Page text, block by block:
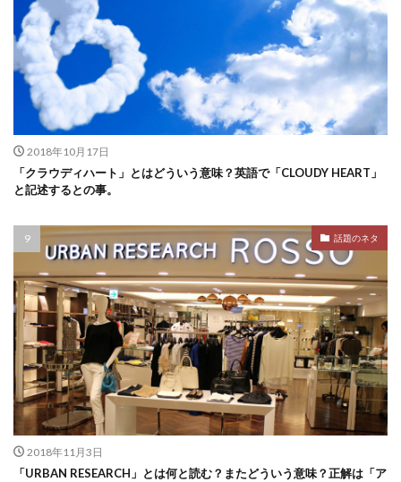
2018年10月17日
「クラウディハート」とはどういう意味？英語で「CLOUDY HEART」
と記述するとの事。
話題のネタ
2018年11月3日
「URBAN RESEARCH」とは何と読む？またどういう意味？正解は「ア